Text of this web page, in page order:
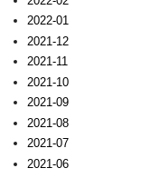
2022-01
2021-12
2021-11
2021-10
2021-09
2021-08
2021-07
2021-06